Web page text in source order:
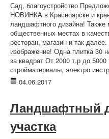
Сад, благоустройство
НОВИНКА в Красноярске и
ландшафтного дизайна!
общественных местах в
ресторан, магазин и так
изображение! Одна плитка 30
за квадрат От 2000 т.р до
стройматериалы, электро
04.06.2017
Ландшафтный
участка